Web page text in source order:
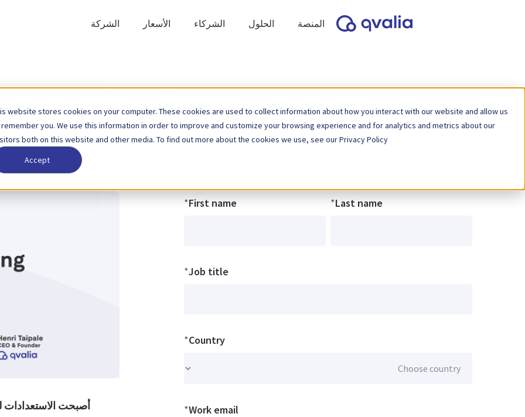
website stores cookies on your computer. These cookies are used to collect information about how you interact with our website and allow us
you. We use this information in order to improve and customize your browsing experience and for analytics and metrics about our
both on this website and other media. To find out more about the cookies we use, see our Privacy Policy.
Accept
المنصة الحلول الشركاء الأسعار الشركة
خدمات مالية مدعومة بالذكاء
First name
* Last name
*
Job title
*
Country
*
Work email
* أصبحت الاستعدادات